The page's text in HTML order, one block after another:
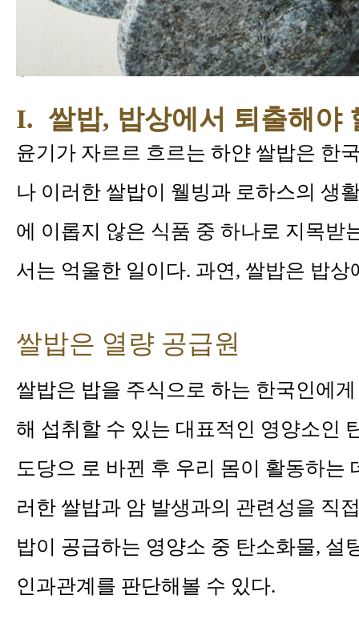
I. 쌀밥, 밥상에서 퇴출해야
윤기가 자르르 흐르는 하얀 쌀밥은 한
나 이러한 쌀밥이 웰빙과 로하스의 생
에 이롭지 않은 식품 중 하나로 지목받
서는 억울한 일이다. 과연, 쌀밥은 밥
쌀밥은 열량 공급원
쌀밥은 밥을 주식으로 하는 한국인에
해 섭취할 수 있는 대표적인 영양소인
도당으 로 바뀐 후 우리 몸이 활동하는
러한 쌀밥과 암 발생과의 관련성을 직
밥이 공급하는 영양소 중 탄소화물, 설
인과관계를 판단해볼 수 있다.